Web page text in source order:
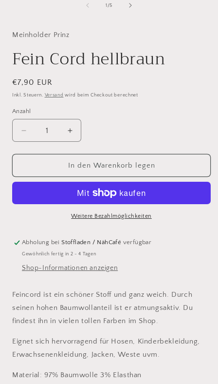
1 /von
5
Meinholder Prinz
Fein Cord hellbraun
Normaler
Preis
€7,90 EUR
Inkl. Steuern. Versand wird beim Checkout berechnet
Anzahl
Verringere
die
Menge
Fein
Erhöhe
die
Menge
für
Fein
hellbraun
In den Warenkorb legen
Weitere Bezahlmöglichkeiten
Abholung beiStoffladen / NähCafé verfügbar
Gewöhnlich fertig in 2 - 4 Tagen
Shop-Informationen anzeigen
Feincord ist ein schöner Stoff und ganz weich. Durch
seinen hohen Baumwollanteil ist er atmungsaktiv. Du
findest ihn in vielen tollen Farben im Shop.
Eignet sich hervorragend für Hosen, Kinderbekleidung,
Erwachsenenkleidung, Jacken, Weste uvm.
Material: 97% Baumwolle 3% Elasthan